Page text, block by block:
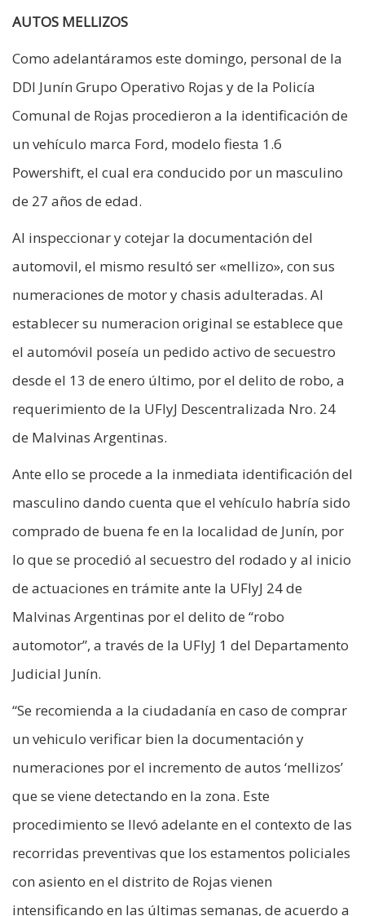
AUTOS MELLIZOS
Como adelantáramos este domingo, personal de la
DDI Junín Grupo Operativo Rojas y de la Policía
Comunal de Rojas procedieron a la identificación de
un vehículo marca Ford, modelo fiesta 1.6
Powershift, el cual era conducido por un masculino
de 27 años de edad.
Al inspeccionar y cotejar la documentación del
automovil, el mismo resultó ser «mellizo», con sus
numeraciones de motor y chasis adulteradas. Al
establecer su numeracion original se establece que
el automóvil poseía un pedido activo de secuestro
desde el 13 de enero último, por el delito de robo, a
requerimiento de la UFIyJ Descentralizada Nro. 24
de Malvinas Argentinas.
Ante ello se procede a la inmediata identificación del
masculino dando cuenta que el vehículo habría sido
comprado de buena fe en la localidad de Junín, por
lo que se procedió al secuestro del rodado y al inicio
de actuaciones en trámite ante la UFIyJ 24 de
Malvinas Argentinas por el delito de “robo
automotor”, a través de la UFIyJ 1 del Departamento
Judicial Junín.
“Se recomienda a la ciudadanía en caso de comprar
un vehiculo verificar bien la documentación y
numeraciones por el incremento de autos ‘mellizos’
que se viene detectando en la zona. Este
procedimiento se llevó adelante en el contexto de las
recorridas preventivas que los estamentos policiales
con asiento en el distrito de Rojas vienen
intensificando en las últimas semanas, de acuerdo a